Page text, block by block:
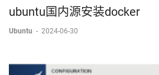
ubuntu国内源安装docker
Ubuntu - 2024-06-30